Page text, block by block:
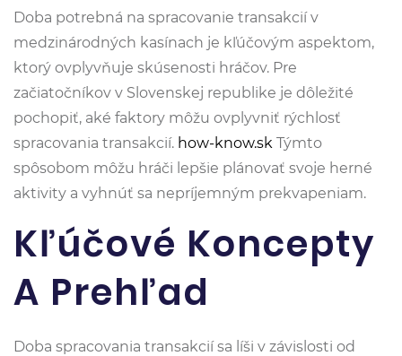
Doba potrebná na spracovanie transakcií v
medzinárodných kasínach je kľúčovým aspektom,
ktorý ovplyvňuje skúsenosti hráčov. Pre
začiatočníkov v Slovenskej republike je dôležité
pochopiť, aké faktory môžu ovplyvniť rýchlosť
spracovania transakcií. how-know.sk Týmto
spôsobom môžu hráči lepšie plánovať svoje herné
aktivity a vyhnúť sa nepríjemným prekvapeniam.
Kľúčové Koncepty
A Prehľad
Doba spracovania transakcií sa líši v závislosti od